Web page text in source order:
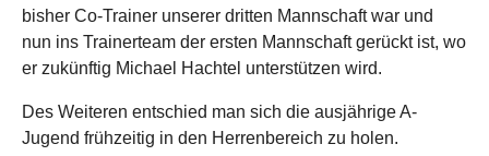
bisher Co-Trainer unserer dritten Mannschaft war und
nun ins Trainerteam der ersten Mannschaft gerückt ist, wo
er zukünftig Michael Hachtel unterstützen wird.
Des Weiteren entschied man sich die ausjährige A-
Jugend frühzeitig in den Herrenbereich zu holen.